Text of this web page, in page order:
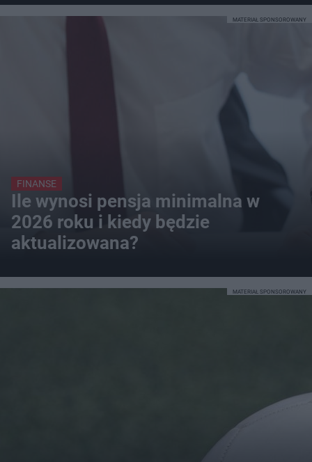
FINANSE
Ile wynosi pensja minimalna w
2026 roku i kiedy będzie
aktualizowana?
MATERIAŁ SPONSOROWANY
MATERIAŁ SPONSOROWANY